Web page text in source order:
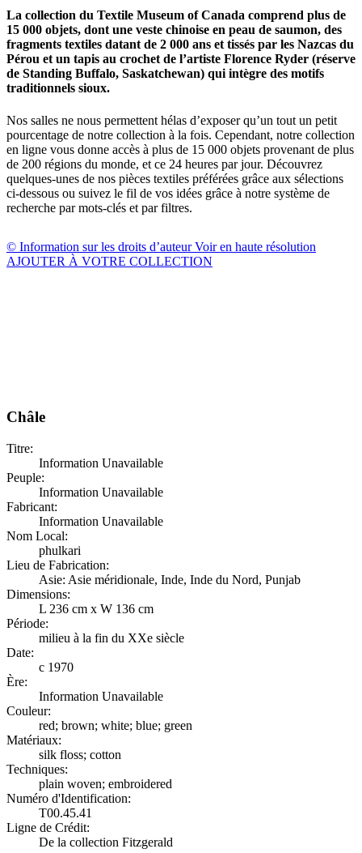
La collection du Textile Museum of Canada comprend plus de
15 000 objets, dont une veste chinoise en peau de saumon, des
fragments textiles datant de 2 000 ans et tissés par les Nazcas du
Pérou et un tapis au crochet de l’artiste Florence Ryder (réserve
de Standing Buffalo, Saskatchewan) qui intègre des motifs
traditionnels sioux.
Nos salles ne nous permettent hélas d’exposer qu’un tout un petit
pourcentage de notre collection à la fois. Cependant, notre collection
en ligne vous donne accès à plus de 15 000 objets provenant de plus
de 200 régions du monde, et ce 24 heures par jour. Découvrez
quelques-unes de nos pièces textiles préférées grâce aux sélections
ci-dessous ou suivez le fil de vos idées grâce à notre système de
recherche par mots-clés et par filtres.
© Information sur les droits d’auteurVoir en haute résolution
AJOUTER À VOTRE COLLECTION
Châle
Titre:
Information Unavailable
Peuple:
Information Unavailable
Fabricant:
Information Unavailable
Nom Local:
phulkari
Lieu de Fabrication:
Asie: Asie méridionale, Inde, Inde du Nord, Punjab
Dimensions:
L 236 cm x W 136 cm
Période:
milieu à la fin du XXe siècle
Date:
c 1970
Ère:
Information Unavailable
Couleur:
red; brown; white; blue; green
Matériaux:
silk floss; cotton
Techniques:
plain woven; embroidered
Numéro d'Identification:
T00.45.41
Ligne de Crédit:
De la collection Fitzgerald